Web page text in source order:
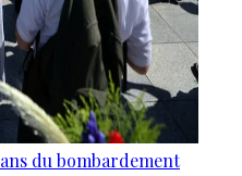
du bombardement